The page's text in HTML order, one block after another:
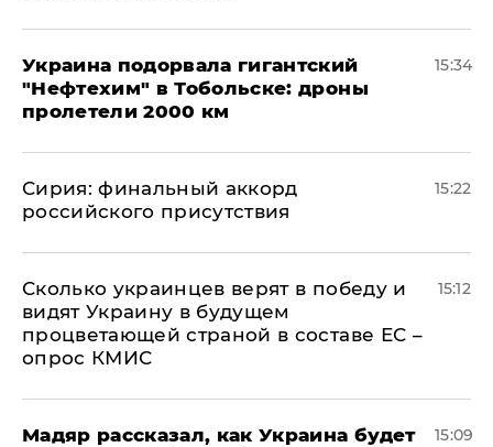
Украина подорвала гигантский
"Нефтехим" в Тобольске: дроны
пролетели 2000 км
15:34
​Сирия: финальный аккорд
российского присутствия
15:22
Сколько украинцев верят в победу и
видят Украину в будущем
процветающей страной в составе ЕС –
опрос КМИС
15:12
Мадяр рассказал, как Украина будет
15:09